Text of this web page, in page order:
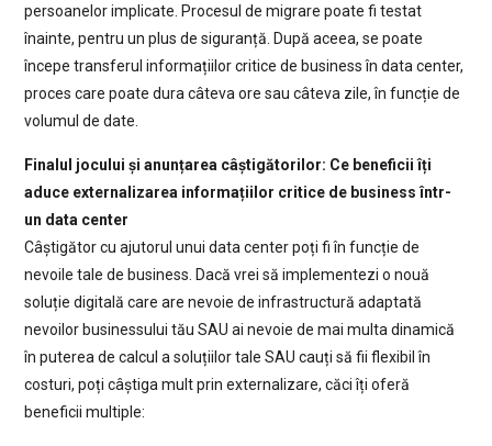
persoanelor implicate. Procesul de migrare poate fi testat
înainte, pentru un plus de siguranță. După aceea, se poate
începe transferul informațiilor critice de business în data center,
proces care poate dura câteva ore sau câteva zile, în funcție de
volumul de date.
Finalul jocului și anunțarea câștigătorilor: Ce beneficii îți
aduce externalizarea informațiilor critice de business într-
un data center
Câștigător cu ajutorul unui data center poți fi în funcție de
nevoile tale de business. Dacă vrei să implementezi o nouă
soluție digitală care are nevoie de infrastructură adaptată
nevoilor businessului tău SAU ai nevoie de mai multa dinamică
în puterea de calcul a soluțiilor tale SAU cauți să fii flexibil în
costuri, poți câștiga mult prin externalizare, căci îți oferă
beneficii multiple: